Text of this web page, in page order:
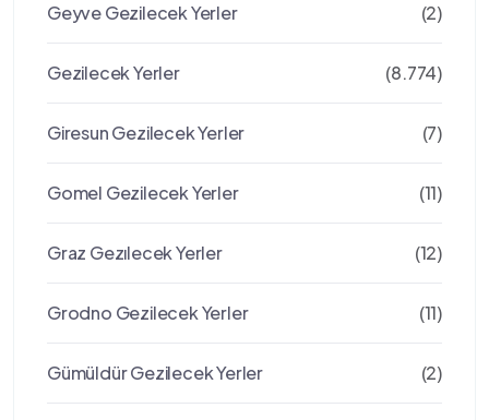
Geyve Gezilecek Yerler (2)
Gezilecek Yerler (8.774)
Giresun Gezilecek Yerler (7)
Gomel Gezilecek Yerler (11)
Graz Gezılecek Yerler (12)
Grodno Gezilecek Yerler (11)
Gümüldür Gezilecek Yerler (2)